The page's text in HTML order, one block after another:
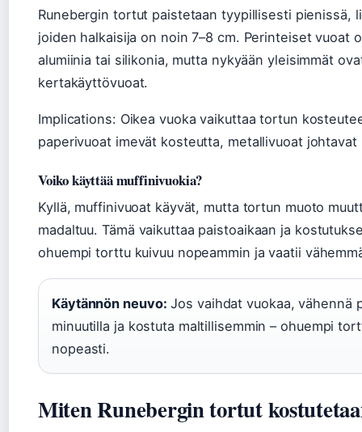
Runebergin tortut paistetaan tyypillisesti pienissä,
joiden halkaisija on noin 7–8 cm. Perinteiset vuoat
alumiinia tai silikonia, mutta nykyään yleisimmät
kertakäyttövuoat.
Implications: Oikea vuoka vaikuttaa tortun
paperivuoat imevät kosteutta, metallivuoat johtavat
Voiko käyttää muffinivuokia?
Kyllä, muffinivuoat käyvät, mutta tortun muoto
madaltuu. Tämä vaikuttaa paistoaikaan ja
ohuempi torttu kuivuu nopeammin ja vaatii
Käytännön neuvo: Jos vaihdat vuokaa, vähennä
minuutilla ja kostuta maltillisemmin – ohuempi
nopeasti.
Miten Runebergin tortut